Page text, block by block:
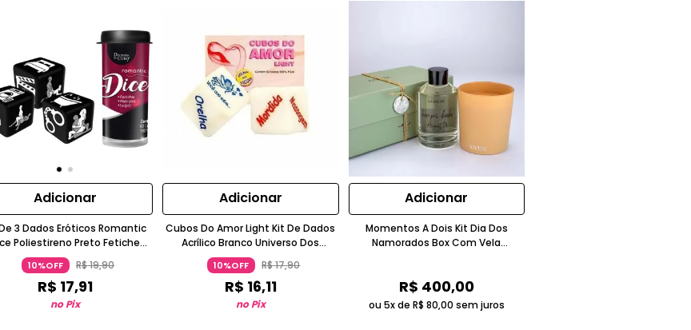
Adicionar
3 Dados Eróticos Romantic
Poliestireno Preto Fetiche
Posição Lugar Universo Dos
Prazeres
10%OFF R$19,90
R$ 17,91
no Pix
Adicionar
Cubos Do Amor Light Kit De Dados
Acrílico Branco Universo Dos
Prazeres
10%OFF R$17,90
R$ 16,11
no Pix
Adicionar
Momentos A Dois Kit Dia Dos
Namorados Box Com Vela
R$ 400,00
ou 5x de R$ 80,00 sem juros